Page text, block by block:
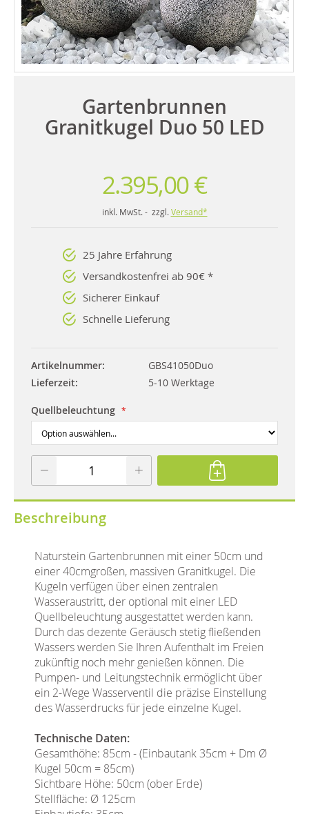
Gartenbrunnen
Granitkugel Duo 50 LED
2.395,00 €
inkl. MwSt. - zzgl. Versand*
25 Jahre Erfahrung
Versandkostenfrei ab 90€ *
Sicherer Einkauf
Schnelle Lieferung
Artikelnummer
GBS41050Duo
Lieferzeit
5-10 Werktage
Quellbeleuchtung
Beschreibung
Naturstein Gartenbrunnen mit einer 50cm und
einer 40cmgroßen, massiven Granitkugel. Die
Kugeln verfügen über einen zentralen
Wasseraustritt, der optional mit einer LED
Quellbeleuchtung ausgestattet werden kann.
Durch das dezente Geräusch stetig fließenden
Wassers werden Sie Ihren Aufenthalt im Freien
zukünftig noch mehr genießen können. Die
Pumpen- und Leitungstechnik ermöglicht über
ein 2-Wege Wasserventil die präzise Einstellung
des Wasserdrucks für jede einzelne Kugel.
Technische Daten:
Gesamthöhe: 85cm - (Einbautank 35cm + Dm Ø
Kugel 50cm = 85cm)
Sichtbare Höhe: 50cm (ober Erde)
Stellfläche: Ø 125cm